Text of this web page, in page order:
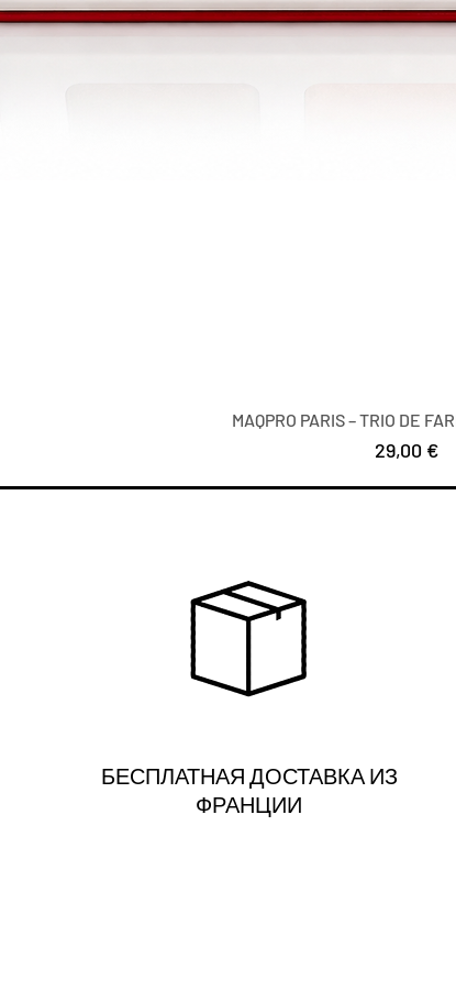
MAQPRO PARIS – TRIO DE
Цена
29,00 €
БЕСПЛАТНАЯ ДОСТАВКА ИЗ
ФРАНЦИИ